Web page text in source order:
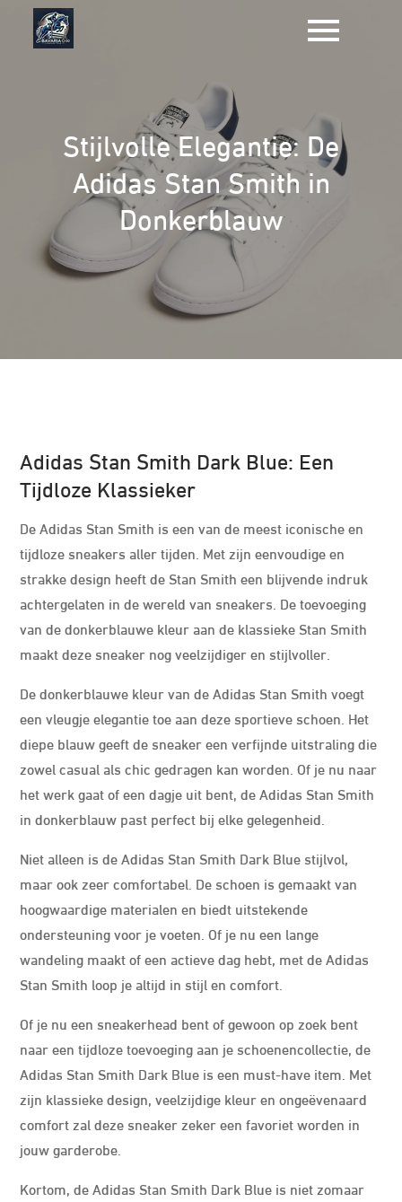
Stijlvolle Elegantie: De
Adidas Stan Smith in
Donkerblauw
Adidas Stan Smith Dark Blue: Een
Tijdloze Klassieker
De Adidas Stan Smith is een van de meest iconische en
tijdloze sneakers aller tijden. Met zijn eenvoudige en
strakke design heeft de Stan Smith een blijvende indruk
achtergelaten in de wereld van sneakers. De toevoeging
van de donkerblauwe kleur aan de klassieke Stan Smith
maakt deze sneaker nog veelzijdiger en stijlvoller.
De donkerblauwe kleur van de Adidas Stan Smith voegt
een vleugje elegantie toe aan deze sportieve schoen. Het
diepe blauw geeft de sneaker een verfijnde uitstraling die
zowel casual als chic gedragen kan worden. Of je nu naar
het werk gaat of een dagje uit bent, de Adidas Stan Smith
in donkerblauw past perfect bij elke gelegenheid.
Niet alleen is de Adidas Stan Smith Dark Blue stijlvol,
maar ook zeer comfortabel. De schoen is gemaakt van
hoogwaardige materialen en biedt uitstekende
ondersteuning voor je voeten. Of je nu een lange
wandeling maakt of een actieve dag hebt, met de Adidas
Stan Smith loop je altijd in stijl en comfort.
Of je nu een sneakerhead bent of gewoon op zoek bent
naar een tijdloze toevoeging aan je schoenencollectie, de
Adidas Stan Smith Dark Blue is een must-have item. Met
zijn klassieke design, veelzijdige kleur en ongeëvenaard
comfort zal deze sneaker zeker een favoriet worden in
jouw garderobe.
Kortom, de Adidas Stan Smith Dark Blue is niet zomaar